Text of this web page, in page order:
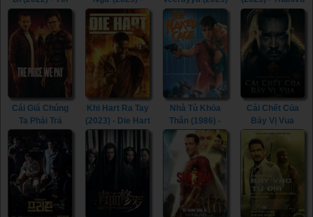
Yang Painted
Skin (2022)
Monster of The
Deep (2023)
- Waltair
Veerayya (2023)
(2023)
Cái Giá Chúng
Ta Phải Trả
Price We Pay
(2023)
Khi Hart Ra Tay
(2023) - Die Hart
Nhà Tù Khỏa
Thân (1986) -
The Naked
Cage (1986)
Cái Chết Của
Bảy Vị Vua
(2023) - The
Last Kingdom:
Seven Kings
Must Die (2023)